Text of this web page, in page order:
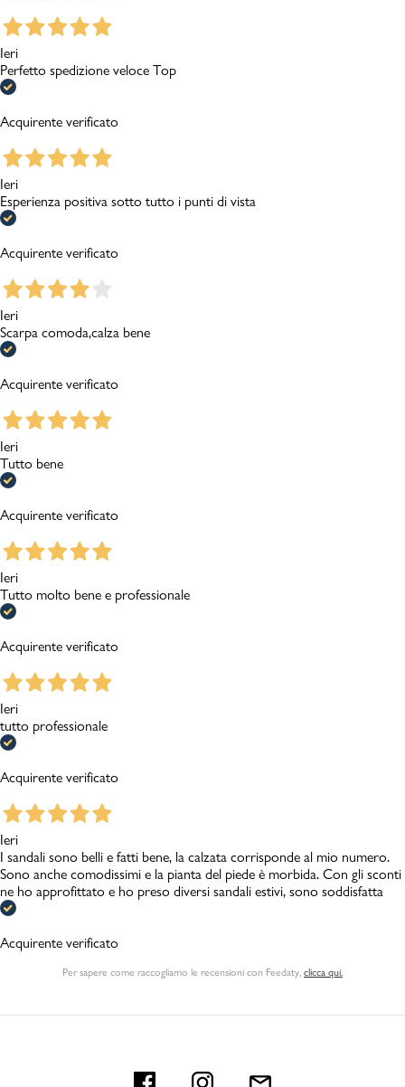
Ieri
Perfetto spedizione veloce Top
Acquirente verificato
Ieri
Esperienza positiva sotto tutto i punti di vista
Acquirente verificato
Ieri
Scarpa comoda,calza bene
Acquirente verificato
Ieri
Tutto bene
Acquirente verificato
Ieri
Tutto molto bene e professionale
Acquirente verificato
Ieri
tutto professionale
Acquirente verificato
Ieri
I sandali sono belli e fatti bene, la calzata corrisponde al mio numero.
Sono anche comodissimi e la pianta del piede è morbida. Con gli sconti
ne ho approfittato e ho preso diversi sandali estivi, sono soddisfatta
Acquirente verificato
Per sapere come raccogliamo le recensioni con Feedaty clicca qui.